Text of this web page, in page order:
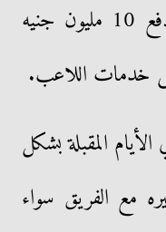
أن هذا الرقم مبالغ فيه وأن دفع 10 مليون جنيه
خدمات اللاعب.
المقبلة بشكل
مع الفريق سواء